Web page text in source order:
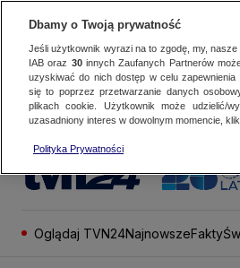
Oglądaj TVN24NajnowszeFakty
Dbamy o Twoją prywatność
Jeśli użytkownik wyrazi na to zgodę, my, nasze
IAB oraz 30innych Zaufanych Partnerów
uzyskiwać do nich dostęp w celu
się to poprzez przetwarzanie danych
plikach cookie. Użytkownik może udzielić/
uzasadniony interes w dowolnym momencie,
Polityka Prywatności